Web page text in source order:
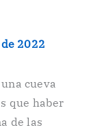
2022
cueva
que haber
de las